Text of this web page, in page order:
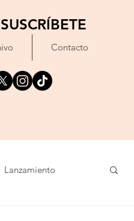
SUSCRÍBETE
Contacto
Lanzamiento